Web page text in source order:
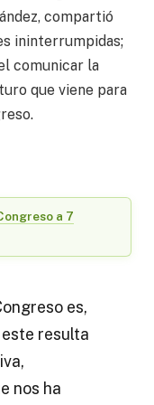
compartió
ininterrumpidas;
comunicar la
que viene para
a 7
es,
resulta
nos ha